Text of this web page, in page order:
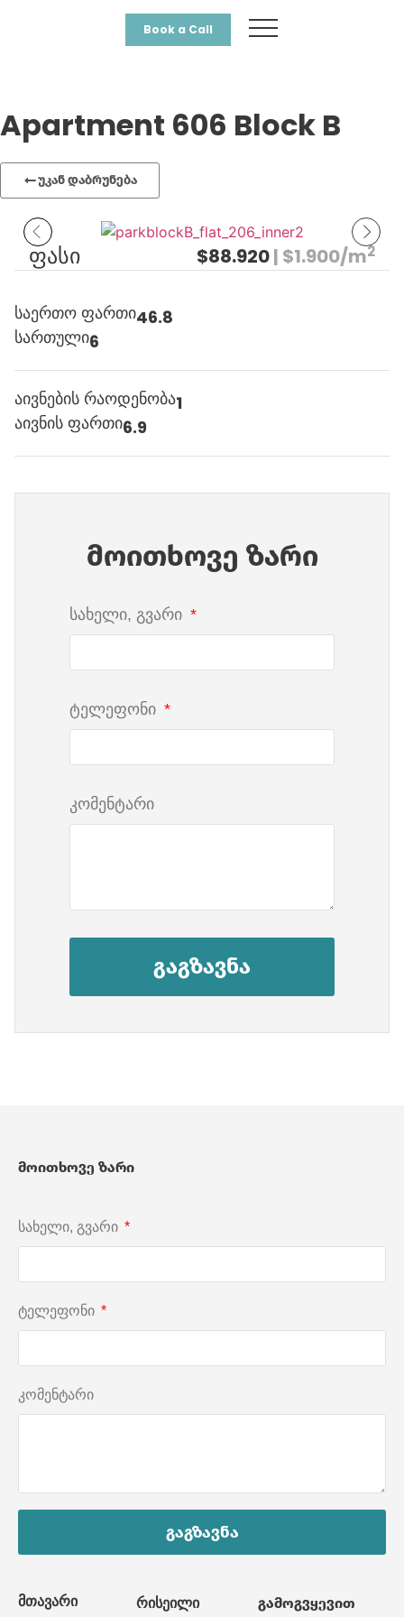
Book a Call
Apartment 606 Block B
უკან დაბრუნება
ფასი $88.920| $1.900/m2
საერთო ფართი46.8
სართული6
აივნების რაოდენობა1
აივნის ფართი6.9
მოითხოვე ზარი
სახელი, გვარი
ტელეფონი
კომენტარი
გაგზავნა
მთავარი რისეილი გამოგვყევით
მოითხოვე ზარი
სახელი, გვარი
ტელეფონი
კომენტარი
გაგზავნა